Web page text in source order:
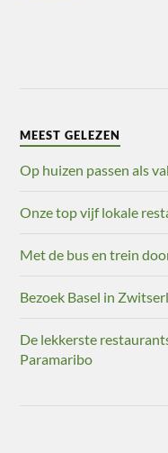
MEEST GELEZEN
Op huizen passen als
Onze top vijf lokale
Met de bus en trein
Bezoek Basel in
De lekkerste
Paramaribo